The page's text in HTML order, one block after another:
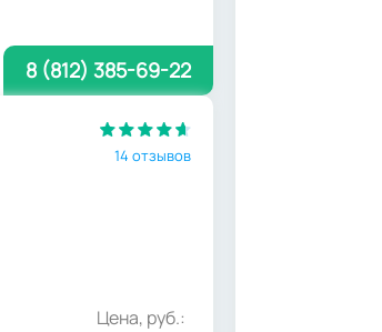
8 (812) 385-69-22
14 отзывов
Цена, руб.: